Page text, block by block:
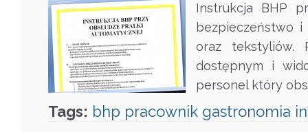
Instrukcja BHP
bezpieczeństwo
oraz tekstyliów.
dostępnym i
personel który
Tags: bhp pracownik gastronomia